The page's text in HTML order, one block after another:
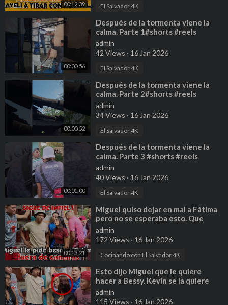
00:12:39 El Salvador 4K
00:00:56
⁣Después de la tormenta viene la
calma. Parte 1#shorts #reels
#ayudasocial
admin
42 Views · 16 Jan 2026
El Salvador 4K
00:00:52
⁣Después de la tormenta viene la
calma. Parte 2#shorts #reels
#ayudasocial
admin
34 Views · 16 Jan 2026
El Salvador 4K
00:01:00
⁣Después de la tormenta viene la
calma. Parte 3 #shorts #reels
#ayudasocial
admin
40 Views · 16 Jan 2026
El Salvador 4K
00:13:21
⁣Miguel quiso dejar en mal a Fátima
pero no se esperaba esto. Que
pálida anda Bessy. Parte 1
admin
172 Views · 16 Jan 2026
Cocinando con El Salvador 4K
⁣Esto dijo Miguel que le quiere
hacer a Bessy. Kevin se la quiere
llevar de vivo. P 3
admin
115 Views · 16 Jan 2026